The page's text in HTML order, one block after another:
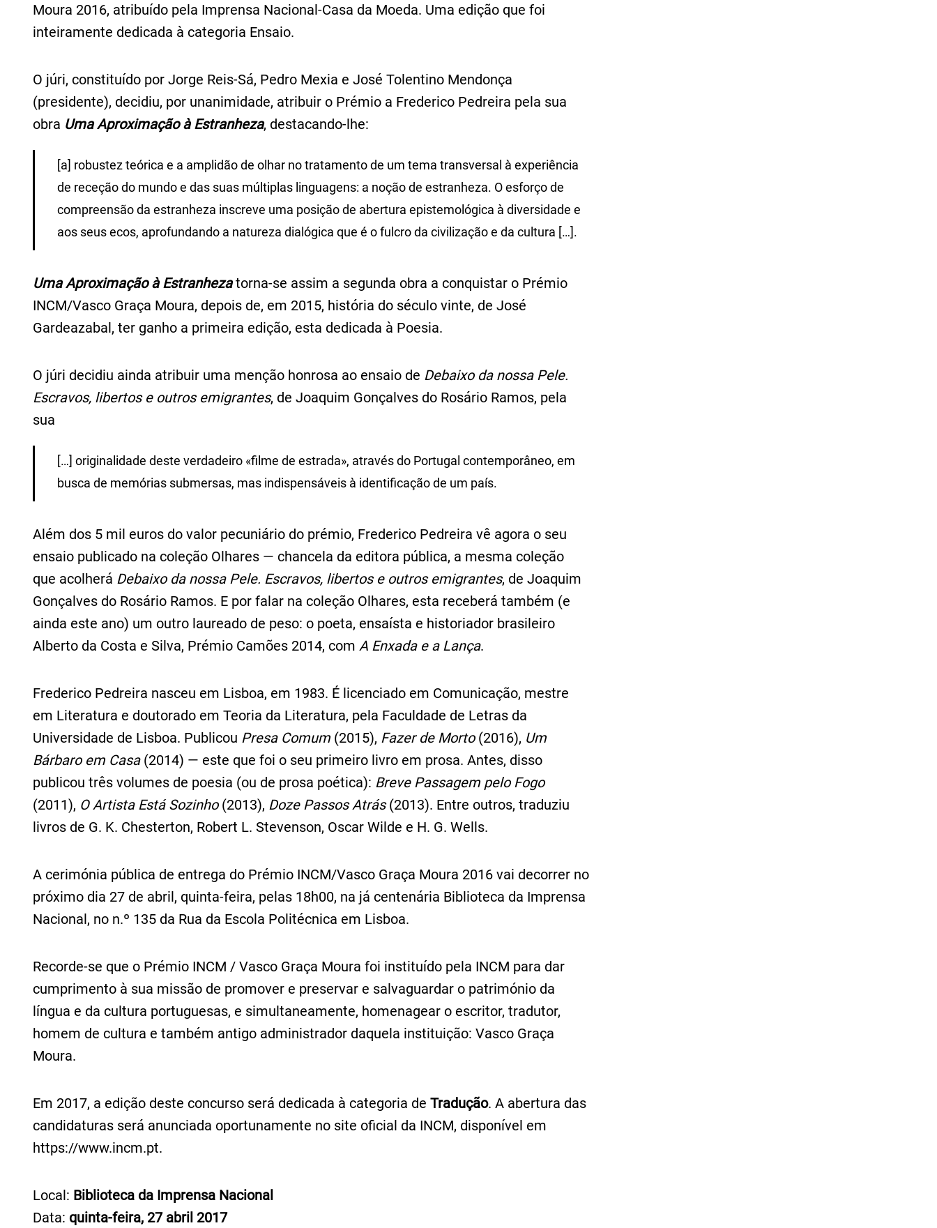
Moura 2016, atribuído pela Imprensa Nacional-Casa da Moeda. Uma edição que foi
inteiramente dedicada à categoria Ensaio.
O júri, constituído por Jorge Reis-Sá, Pedro Mexia e José Tolentino Mendonça
(presidente), decidiu, por unanimidade, atribuir o Prémio a Frederico Pedreira pela sua
obra Uma Aproximação à Estranheza, destacando-lhe:
[a] robustez teórica e a amplidão de olhar no tratamento de um tema transversal à experiência
de receção do mundo e das suas múltiplas linguagens: a noção de estranheza. O esforço de
compreensão da estranheza inscreve uma posição de abertura epistemológica à diversidade e
aos seus ecos, aprofundando a natureza dialógica que é o fulcro da civilização e da cultura […].
Uma Aproximação à Estranhezatorna-se assim a segunda obra a conquistar o Prémio
INCM/Vasco Graça Moura, depois de, em 2015, história do século vinte, de José
Gardeazabal, ter ganho a primeira edição, esta dedicada à Poesia.
O júri decidiu ainda atribuir uma menção honrosa ao ensaio de Debaixo da nossa Pele.
Escravos, libertos e outros emigrantes, de Joaquim Gonçalves do Rosário Ramos, pela
sua
[…] originalidade deste verdadeiro «filme de estrada», através do Portugal contemporâneo, em
busca de memórias submersas, mas indispensáveis à identificação de um país.
Além dos 5 mil euros do valor pecuniário do prémio, Frederico Pedreira vê agora o seu
ensaio publicado na coleção Olhares — chancela da editora pública, a mesma coleção
que acolherá Debaixo da nossa Pele. Escravos, libertos e outros emigrantes, de Joaquim
Gonçalves do Rosário Ramos. E por falar na coleção Olhares, esta receberá também (e
ainda este ano) um outro laureado de peso: o poeta, ensaísta e historiador brasileiro
Alberto da Costa e Silva, Prémio Camões 2014, com A Enxada e a Lança.
Frederico Pedreira nasceu em Lisboa, em 1983. É licenciado em Comunicação, mestre
em Literatura e doutorado em Teoria da Literatura, pela Faculdade de Letras da
Universidade de Lisboa. Publicou Presa Comum (2015), Fazer de Morto(2016), Um
Bárbaro em Casa(2014) — este que foi o seu primeiro livro em prosa. Antes, disso
publicou três volumes de poesia (ou de prosa poética): Breve Passagem pelo Fogo
(2011), O Artista Está Sozinho(2013), Doze Passos Atrás(2013). Entre outros, traduziu
livros de G. K. Chesterton, Robert L. Stevenson, Oscar Wilde e H. G. Wells.
A cerimónia pública de entrega do Prémio INCM/Vasco Graça Moura 2016 vai decorrer no
próximo dia 27 de abril, quinta-feira, pelas 18h00, na já centenária Biblioteca da Imprensa
Nacional, no n.º 135 da Rua da Escola Politécnica em Lisboa.
Recorde-se que o Prémio INCM / Vasco Graça Moura foi instituído pela INCM para dar
cumprimento à sua missão de promover e preservar e salvaguardar o património da
língua e da cultura portuguesas, e simultaneamente, homenagear o escritor, tradutor,
homem de cultura e também antigo administrador daquela instituição: Vasco Graça
Moura.
Em 2017, a edição deste concurso será dedicada à categoria de Tradução. A abertura das
candidaturas será anunciada oportunamente no site oficial da INCM, disponível em
https://www.incm.pt.
Local: Biblioteca da Imprensa Nacional
Data: quinta-feira, 27 abril 2017